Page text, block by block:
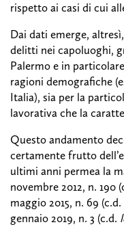
rispetto ai casi di cui
Dai dati emerge,
delitti nei capoluoghi,
Palermo e in
ragioni demografiche
Italia), sia per la
lavorativa che la
Questo andamento
certamente frutto
ultimi anni permea la
novembre 2012, n. 190
maggio 2015, n. 69 (c.d.
gennaio 2019, n. 3 (c.d.